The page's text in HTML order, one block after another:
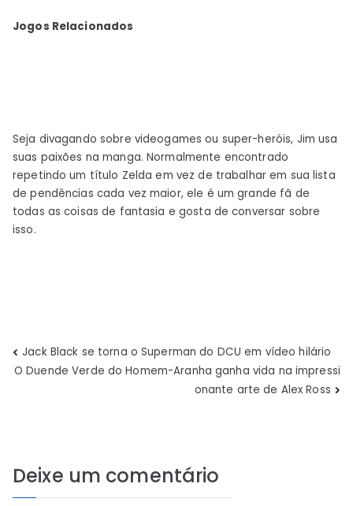
Jogos Relacionados
Seja divagando sobre videogames ou super-heróis, Jim usa
suas paixões na manga. Normalmente encontrado
repetindo um título Zelda em vez de trabalhar em sua lista
de pendências cada vez maior, ele é um grande fã de
todas as coisas de fantasia e gosta de conversar sobre
isso.
Navegação
Jack Black se torna o Superman do DCU em vídeo hilário
O Duende Verde do Homem-Aranha ganha vida na impressi
onante arte de Alex Ross
Deixe um comentário